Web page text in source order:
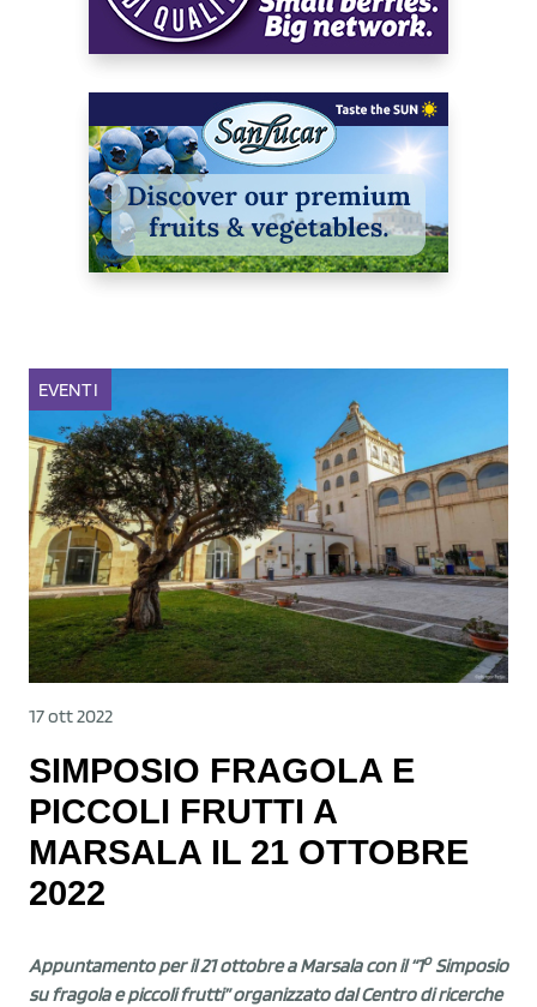
EVENTI
17 ott 2022
SIMPOSIO FRAGOLA E
PICCOLI FRUTTI A
MARSALA IL 21 OTTOBRE
2022
Appuntamento per il 21 ottobre a Marsala con il “1oSimposio
su fragola e piccoli frutti” organizzato dal Centro di ricerche